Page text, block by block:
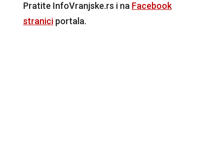
Pratite InfoVranjske.rs i na Facebook
straniciportala.